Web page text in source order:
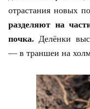
отрастания новых
разделяют на
почка. Делёнки
— в траншеи на